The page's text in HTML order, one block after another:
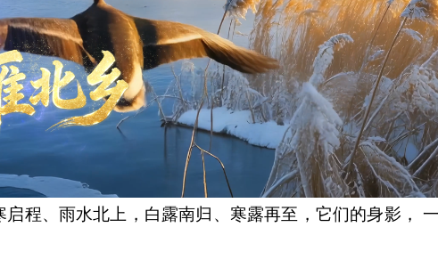
、雨水北上，白露南归、寒露再至，它们的身影，